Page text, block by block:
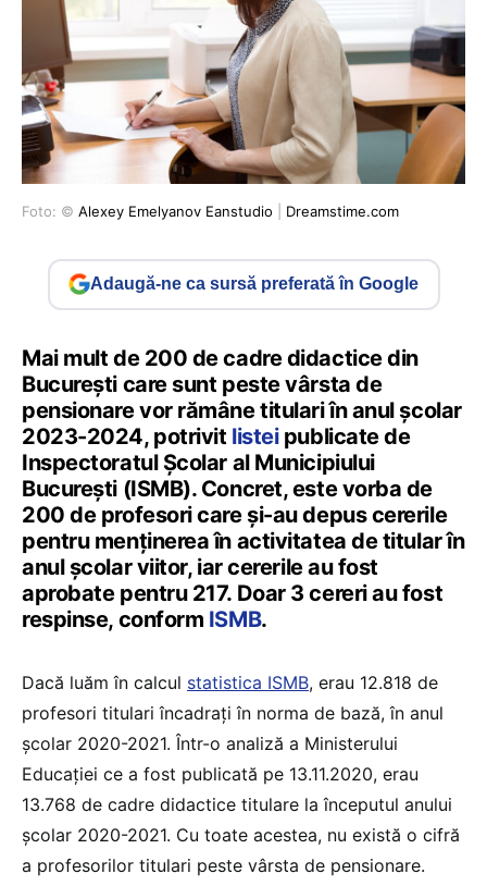
Foto: © Alexey Emelyanov Eanstudio Dreamstime.com
Adaugă-ne ca sursă preferată în Google
Mai mult de 200 de cadre didactice din
București care sunt peste vârsta de
pensionare vor rămâne titulari în anul școlar
2023-2024, potrivit listeipublicate de
Inspectoratul Școlar al Municipiului
București (ISMB). Concret, este vorba de
200 de profesori care și-au depus cererile
pentru menținerea în activitatea de titular în
anul școlar viitor, iar cererile au fost
aprobate pentru 217. Doar 3 cereri au fost
respinse, conform ISMB.
Dacă luăm în calcul statistica ISMB, erau 12.818 de
profesori titulari încadrați în norma de bază, în anul
școlar 2020-2021. Într-o analiză a Ministerului
Educației ce a fost publicată pe 13.11.2020, erau
13.768 de cadre didactice titulare la începutul anului
școlar 2020-2021. Cu toate acestea, nu există o cifră
a profesorilor titulari peste vârsta de pensionare.